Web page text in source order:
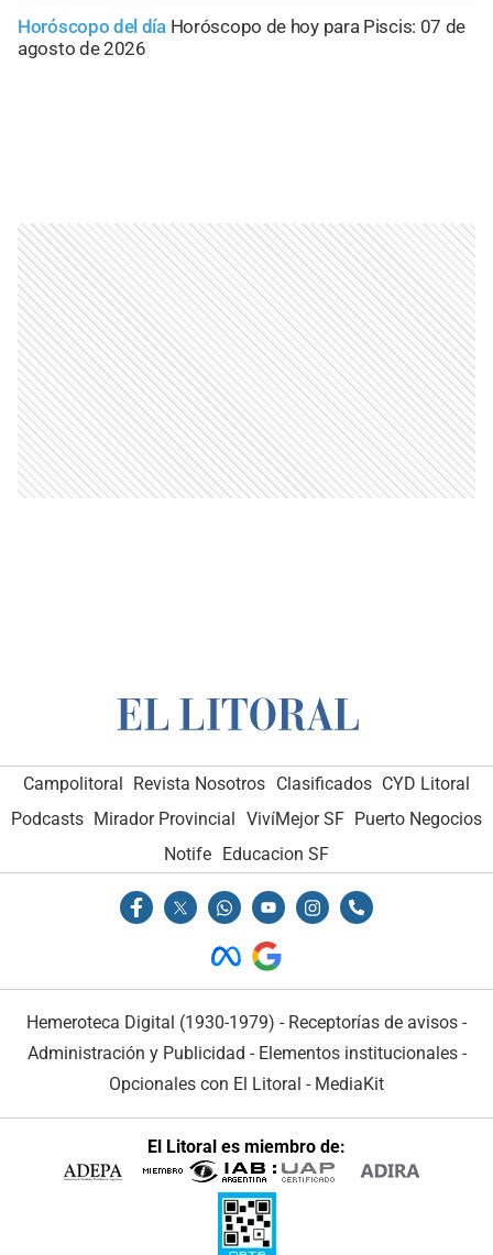
Horóscopo del día Horóscopo de hoy para Piscis: 07 de
agosto de 2026
Campolitoral Revista Nosotros Clasificados CYD Litoral
Podcasts Mirador Provincial VivíMejor SF Puerto Negocios
Notife Educacion SF
Hemeroteca Digital (1930-1979) - Receptorías de avisos -
Administración y Publicidad - Elementos institucionales-
Opcionales con El Litoral - MediaKit
El Litoral es miembro de: